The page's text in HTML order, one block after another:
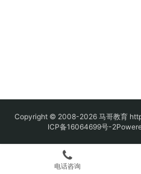
Copyright © 2008-2026 马哥教育
ICP备16064699号-2
电话咨询